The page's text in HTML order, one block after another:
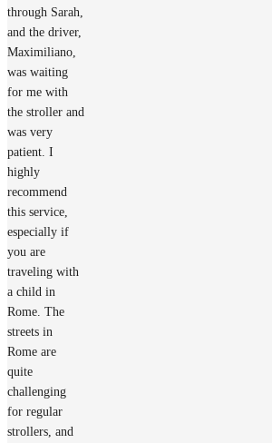
through Sarah,
and the driver,
Maximiliano,
was waiting
for me with
the stroller and
was very
patient. I
highly
recommend
this service,
especially if
you are
traveling with
a child in
Rome. The
streets in
Rome are
quite
challenging
for regular
strollers, and